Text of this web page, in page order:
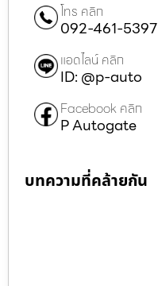
โทร คลิก
092-461-5397
แอดไลน์ คลิก
ID: @p-auto
Facebook คลิก
P Autogate
บทความที่คล้ายกัน